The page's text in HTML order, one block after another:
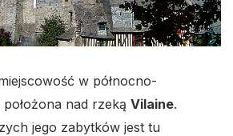
w północno-
nad rzeką Vilaine.
jego zabytków jest tu